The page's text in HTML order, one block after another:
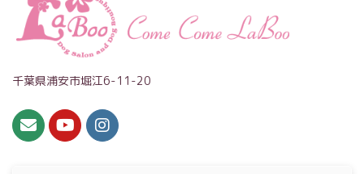
千葉県浦安市堀江6-11-20